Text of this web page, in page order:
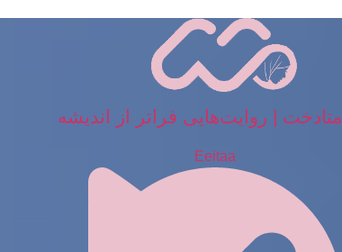
متادخت | روایت‌هایی فراتر از اندیشه
Eeitaa